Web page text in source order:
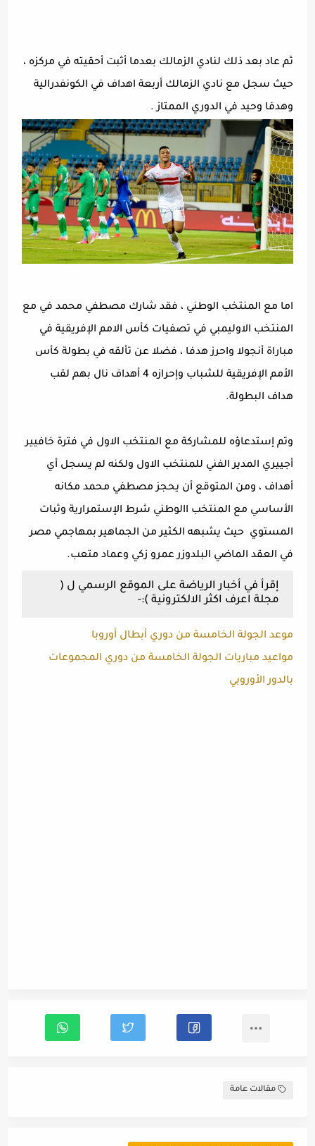
ثم عاد بعد ذلك لنادي الزمالك بعدما أثبت أحقيته في مركزه ،
حيث سجل مع نادي الزمالك أربعة اهداف في الكونفدرالية
وهدفا وحيد في الدوري الممتاز .
اما مع المنتخب الوطني ، فقد شارك مصطفي محمد في مع
المنتخب الاوليمبي في تصفيات كأس الامم الإفريقية في
مباراة أنجولا واحرز هدفا ، فضلا عن تألقه في بطولة كأس
الأمم الإفريقية للشباب وإحرازه 4 أهداف نال بهم لقب
هداف البطولة.
وتم إستدعاؤه للمشاركة مع المنتخب الاول في فترة خافيير
أجييري المدير الفني للمنتخب الاول ولكنه لم يسجل أي
أهداف ، ومن المتوقع أن يحجز مصطفي محمد مكانه
الأساسي مع المنتخب االوطني شرط الإستمرارية وثبات
المستوي حيث يشبهه الكثير من الجماهير بمهاجمي مصر
في العقد الماضي البلدوزر عمرو زكي وعماد متعب.
إقرأ في أخبار الرياضة على الموقع الرسمي ل (
مجلة اعرف اكثر الالكترونية ):-
موعد الجولة الخامسة من دوري أبطال أوروبا
مواعيد مباريات الجولة الخامسة من دوري المجموعات
بالدور الأوروبي
مقالات عامة